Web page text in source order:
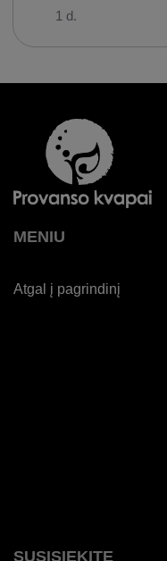
1 d.
MENIU
Atgal į pagrindinį
SUSISIEKITE